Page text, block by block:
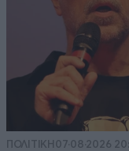
ΠΟΛΙΤΙΚΗ 07·08·2026